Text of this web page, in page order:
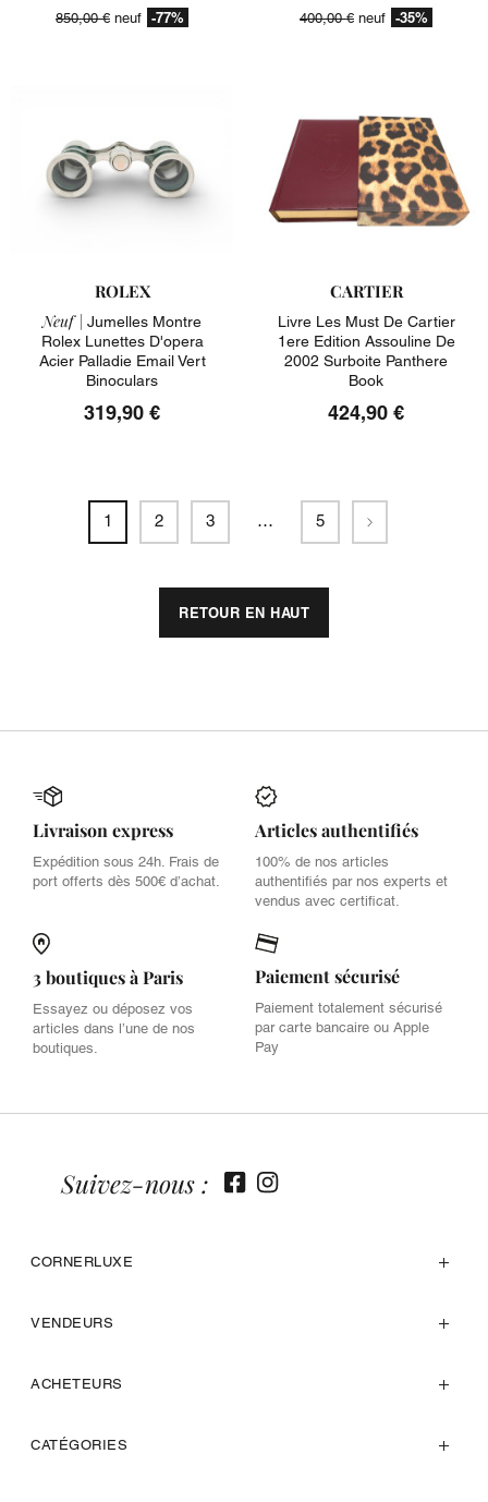
850,00 € neuf -77% 400,00 € neuf -35%
ROLEX
Neuf | Jumelles Montre
Rolex Lunettes D'opera
Acier Palladie Email Vert
Binoculars
319,90 €
CARTIER
Livre Les Must De Cartier
1ere Edition Assouline De
2002 Surboite Panthere
Book
424,90 €
1 2 3 … 5 Suivant
RETOUR EN HAUT
Livraison express
Expédition sous 24h. Frais de
port offerts dès 500€ d’achat.
Articles authentifiés
100% de nos articles
authentifiés par nos experts et
vendus avec certificat.
3 boutiques à Paris
Essayez ou déposez vos
articles dans l’une de nos
boutiques.
Paiement sécurisé
Paiement totalement sécurisé
par carte bancaire ou Apple
Pay
CORNERLUXE
VENDEURS
ACHETEURS
CATÉGORIES
Suivez-nous :